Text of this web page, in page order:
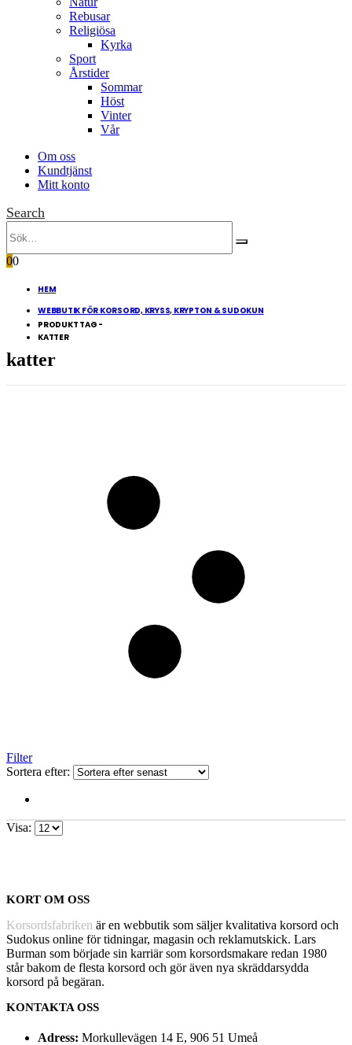
Rebusar
Religiösa
Kyrka
Sport
Årstider
Sommar
Höst
Vinter
Vår
Om oss
Kundtjänst
Mitt konto
Search
00
HEM
WEBBUTIK FÖR KORSORD, KRYSS, KRYPTON & SUDOKUN
PRODUKT TAG -
KATTER
katter
Filter
Sortera efter:
Visa:
KORT OM OSS
Korsordsfabriken är en webbutik som säljer kvalitativa korsord och
Sudokus online för tidningar, magasin och reklamutskick. Lars
Burman som började sin karriär som korsordsmakare redan 1980
står bakom de flesta korsord och gör även nya skräddarsydda
korsord på begäran.
KONTAKTA OSS
Adress: Morkullevägen 14 E, 906 51 Umeå